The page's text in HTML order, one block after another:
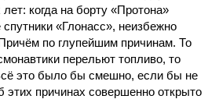
когда на борту «Протона»
«Глонасс», неизбежно
по глупейшим причинам. То
перельют топливо, то
это было бы смешно, если бы не
этих причинах совершенно открыто